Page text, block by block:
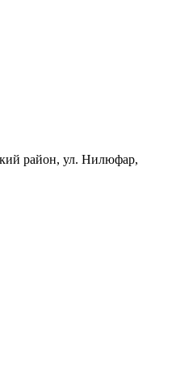
район, ул. Нилюфар,